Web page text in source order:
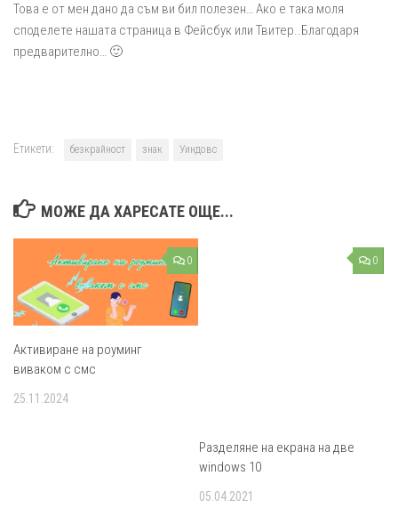
Това е от мен дано да съм ви бил полезен… Ако е така моля
споделете нашата страница в Фейсбук или Твитер..Благодаря
предварително… 🙂
Етикети: безкрайност знак Уиндовс
МОЖЕ ДА ХАРЕСАТЕ ОЩЕ...
0
Активиране на роуминг
виваком с смс
25.11.2024
0
Разделяне на екрана на две
windows 10
05.04.2021